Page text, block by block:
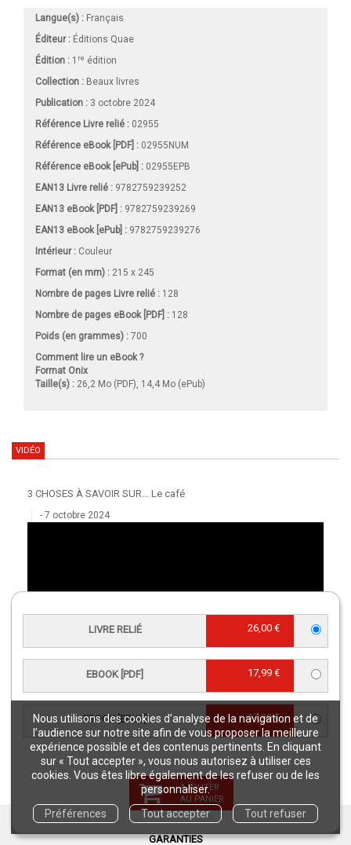
Nous utilisons des cookies d’analyse de la navigation et de
l’audience sur notre site afin de vous proposer la meilleure
expérience possible et des contenus pertinents. En cliquant
sur « Tout accepter », vous nous autorisez à utiliser ces
cookies. Vous êtes libre également de les refuser ou de les
personnaliser.
Préférences
Tout accepter Tout refuser
LIVRE RELIÉ 26,00 €
EBOOK [PDF] 17,99 €
EBOOK [EPUB] 17,99 €
AJOUTER
AU PANIER
Langue(s) : Français
Éditeur : Éditions Quae
Édition : 1 re édition
Collection : Beaux livres
Publication : 3 octobre 2024
Référence Livre relié : 02955
Référence eBook [PDF] : 02955NUM
Référence eBook [ePub] : 02955EPB
EAN13 Livre relié : 9782759239252
EAN13 eBook [PDF] : 9782759239269
EAN13 eBook [ePub] : 9782759239276
Intérieur : Couleur
Format (en mm) : 215 x 245
Nombre de pages Livre relié : 128
Nombre de pages eBook [PDF] : 128
Poids (en grammes) : 700
Comment lire un eBook ?
Format Onix
Taille(s) : 26,2 Mo (PDF), 14,4 Mo (ePub)
VIDÉO
3 CHOSES À SAVOIR SUR... Le café
7 octobre 2024
GARANTIES